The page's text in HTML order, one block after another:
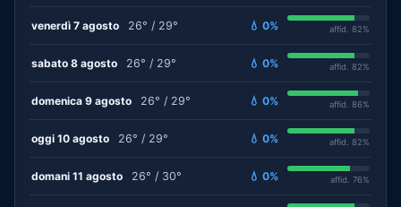
venerdì 7 agosto 26° / 29° 💧 0% affid. 82%
sabato 8 agosto 26° / 29° 💧 0% affid. 82%
domenica 9 agosto 26° / 29° 💧 0% affid. 86%
oggi 10 agosto 26° / 29° 💧 0% affid. 82%
domani 11 agosto 26° / 30° 💧 0% affid. 76%